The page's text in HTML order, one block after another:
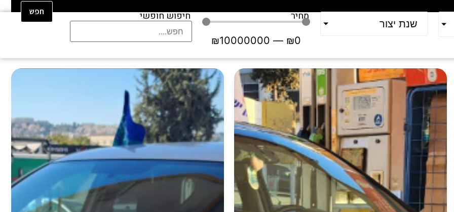
שנת יצור
מחיר
₪0
—
₪10000000
חיפוש חופשי חפש